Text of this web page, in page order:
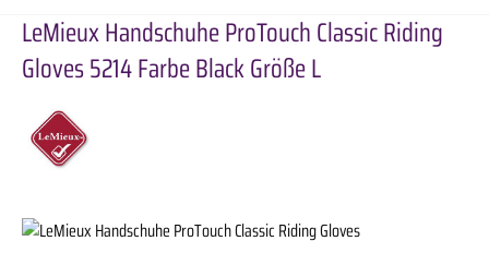
LeMieux Handschuhe ProTouch Classic Riding
Gloves 5214 Farbe Black Größe L
Bildergalerie überspringen